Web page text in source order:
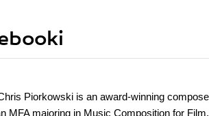
Piorkowski is an award-winning
MFA majoring in Music Composition for